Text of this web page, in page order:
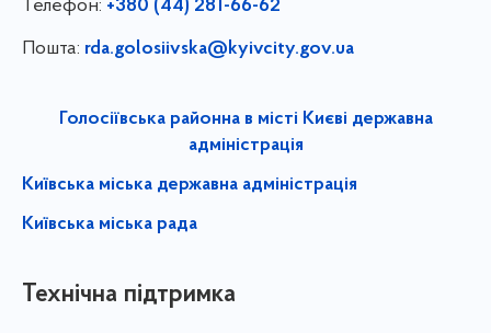
Телефон: +380 (44) 281-66-62
Пошта: rda.golosiivska@kyivcity.gov.ua
Голосіївська районна в місті Києві державна
адміністрація
Київська міська державна адміністрація
Київська міська рада
Технічна підтримка